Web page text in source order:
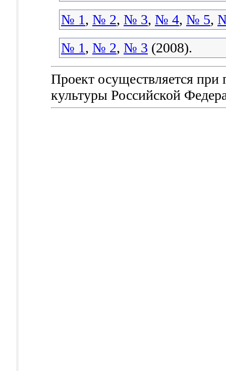
№ 1, № 2, № 3, № 4, № 5,
№ 1, № 2, № 3 (2008).
Проект осуществляется
культуры Российской